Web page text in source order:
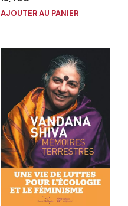
AJOUTER AU PANIER